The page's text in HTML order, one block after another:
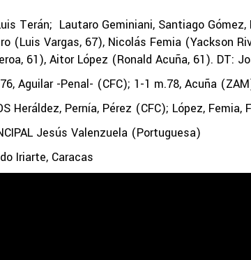
Terán; Lautaro Geminiani, Santiago
(Luis Vargas, 67), Nicolás Femia (Yackson
61), Aitor López (Ronald Acuña, 61). DT:
Aguilar -Penal- (CFC); 1-1 m.78, Acuña
Heráldez, Pernía, Pérez (CFC); López,
Jesús Valenzuela (Portuguesa)
Iriarte, Caracas